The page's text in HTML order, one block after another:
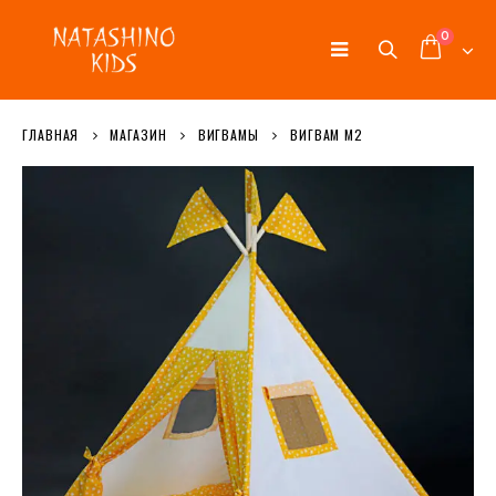
0
ГЛАВНАЯ МАГАЗИН ВИГВАМЫ ВИГВАМ М2